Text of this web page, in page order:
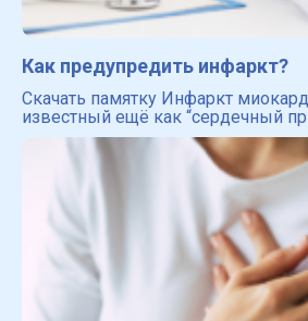
Как предупредить инфаркт?
Скачать памятку Инфаркт
известный ещё как “сердечный
опасное заболевание сердечно-
Именно инфаркт входит в